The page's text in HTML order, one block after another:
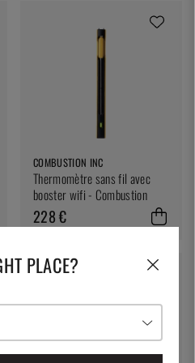
COMBUSTION INC
Thermomètre sans fil avec
booster wifi - Combustion
228 €
ETI
PLACE?